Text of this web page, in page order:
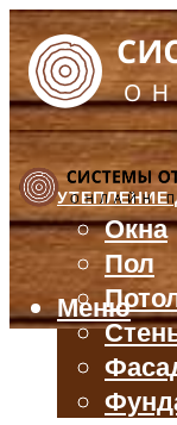
Окна
Пол
Меню